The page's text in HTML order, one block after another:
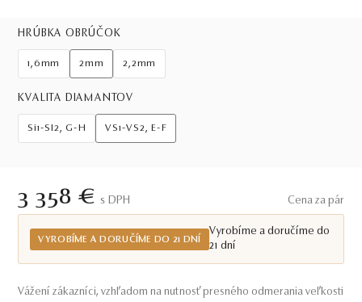
HRÚBKA OBRÚČOK
1,6mm 2mm 2,2mm
KVALITA DIAMANTOV
Si1-SI2, G-H VS1-VS2, E-F
3 358 € S DPH Cena za pár
VYROBÍME A DORUČÍME DO 21 DNÍ
Vyrobíme a doručíme do
21 dní
Vážení zákazníci, vzhľadom na nutnosť presného odmerania veľkosti